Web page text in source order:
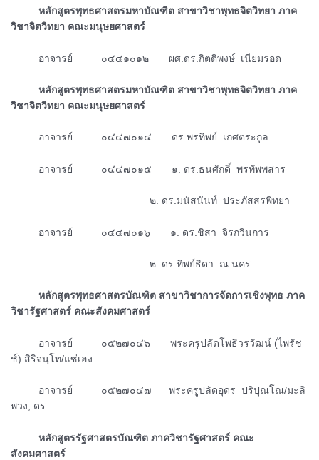
ᅠᅠᅠหลักสูตรพุทธศาสตรมหาบัณฑิต สาขาวิชาพุทธจิตวิทยา ภาค
วิชาจิตวิทยา คณะมนุษยศาสตร์
ᅠᅠᅠอาจารย์ ๐๔๔๑๐๑๒ ผศ.ดร.กิตติพงษ์ เนียมรอด
ᅠᅠᅠหลักสูตรพุทธศาสตรมหาบัณฑิต สาขาวิชาพุทธจิตวิทยา ภาค
วิชาจิตวิทยา คณะมนุษยศาสตร์
ᅠᅠᅠอาจารย์ ๐๔๔๗๐๑๔ ดร.พรทิพย์ เกศตระกูล
ᅠᅠᅠอาจารย์ ๐๔๔๗๐๑๕ ๑. ดร.ธนศักดิ์ พรทัพพสาร
ᅠᅠᅠᅠᅠᅠᅠᅠᅠᅠᅠᅠᅠᅠᅠ๒. ดร.มนัสนันท์ ประภัสสรพิทยา
ᅠᅠᅠอาจารย์ ๐๔๔๗๐๑๖ ๑. ดร.ชิสา จิรกวินการ
ᅠᅠᅠᅠᅠᅠᅠᅠᅠᅠᅠᅠᅠᅠᅠ๒. ดร.ทิพย์ธิดา ณ นคร
ᅠᅠᅠหลักสูตรพุทธศาสตรบัณฑิต สาขาวิชาการจัดการเชิงพุทธ ภาค
วิชารัฐศาสตร์ คณะสังคมศาสตร์
ᅠᅠᅠอาจารย์ ๐๕๒๗๐๔๖ พระครูปลัดโพธิวรวัฒน์ (ไพรัช
ช์) สิริจนฺโท/แซ่เฮง
ᅠᅠᅠอาจารย์ ๐๕๒๗๐๔๗ พระครูปลัดอุดร ปริปุณโณ/มะลิ
พวง, ดร.
ᅠᅠᅠหลักสูตรรัฐศาสตรบัณฑิต ภาควิชารัฐศาสตร์ คณะ
สังคมศาสตร์